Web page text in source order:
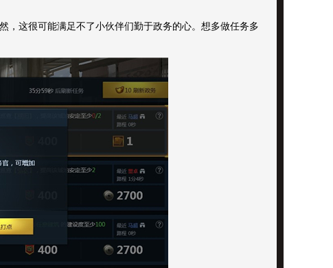
，这很可能满足不了小伙伴们勤于政务的心。想多做任务多